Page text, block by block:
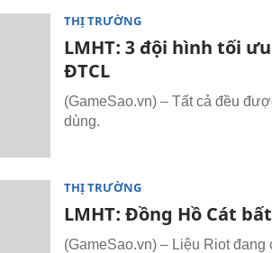
THỊ TRƯỜNG
LMHT: 3 đội hình tối
ĐTCL
(GameSao.vn) – Tất cả đều
dùng.
THỊ TRƯỜNG
LMHT: Đồng Hồ Cát
(GameSao.vn) – Liệu Riot